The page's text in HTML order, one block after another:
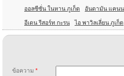
ออลซีซั่น ในหาน ภูเก็ต อันดามัน แคนน
อีเดน รีสอร์ท กะรน ไอ พาวิลเลี่ยน ภูเก็ต
ข้อความ *